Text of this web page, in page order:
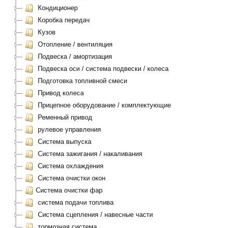
Кондиционер
Коробка передач
Кузов
Отопление / вентиляция
Подвеска / амортизация
Подвеска оси / система подвески / колеса
Подготовка топливной смеси
Привод колеса
Прицепное оборудование / комплектующие
Ременный привод
рулевое управления
Система выпуска
Система зажигания / накаливания
Система охлаждения
Система очистки окон
Система очистки фар
система подачи топлива
Система сцепления / навесные части